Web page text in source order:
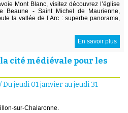
Mont Blanc, visitez découvrez l’église
Beaune - Saint Michel de Maurienne,
la vallée de l’Arc : superbe panorama,
En savoir plus
cité médiévale pour les
Du jeudi 01 janvier au jeudi 31
sur-Chalaronne.